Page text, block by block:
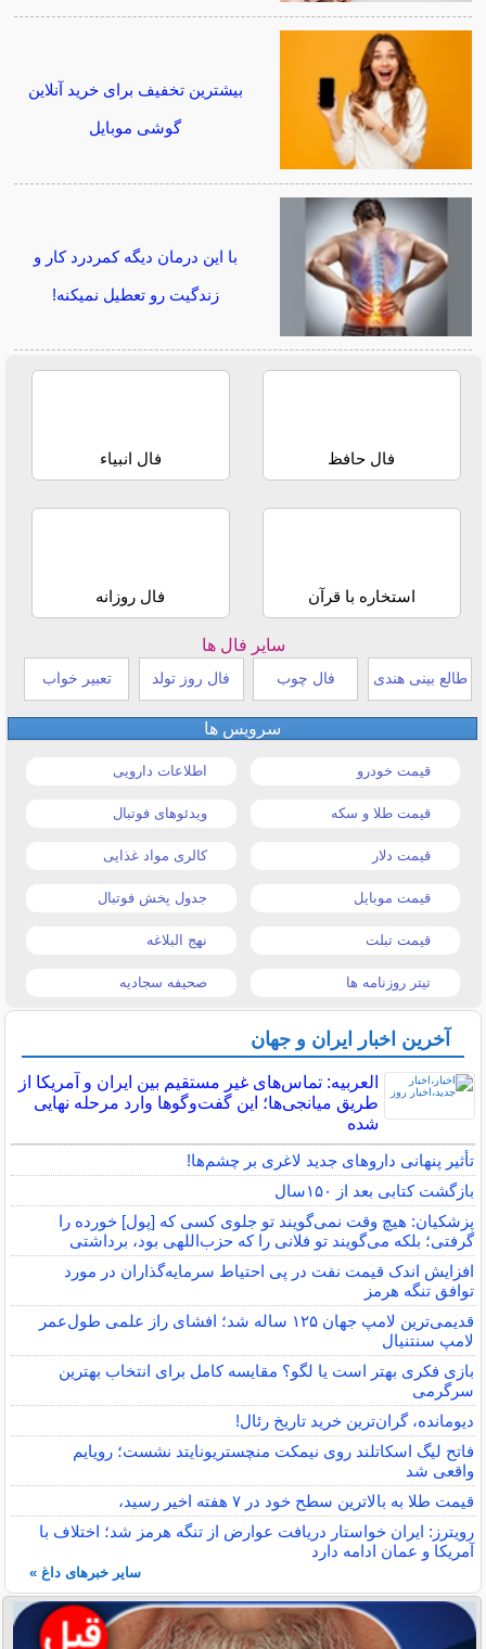
بیشترین تخفیف برای خرید آنلاین
گوشی موبایل
با این درمان دیگه کمردرد کار و
زندگیت رو تعطیل نمیکنه!
فال حافظ فال انبیاء
استخاره با قرآن فال روزانه
سایر فال ها
طالع بینی هندی فال چوب فال روز تولد تعبیر خواب
سرویس ها
قیمت خودرو اطلاعات دارویی
قیمت طلا و سکه ویدئوهای فوتبال
قیمت دلار کالری مواد غذایی
قیمت موبایل جدول پخش فوتبال
قیمت تبلت نهج البلاغه
تیتر روزنامه ها صحیفه سجادیه
آخرین اخبار ایران و جهان
العربیه: تماس‌های غیر مستقیم بین ایران و آمریکا از
طریق میانجی‌ها؛ این گفت‌و‌گو‌ها وارد مرحله نهایی
شده
تأثیر پنهانی داروهای جدید لاغری بر چشم‌ها!
بازگشت کتابی بعد از ۱۵۰سال
پزشکیان: هیچ وقت نمی‌گویند تو جلوی کسی که [پول] خورده را
گرفتی؛ بلکه می‌گویند تو فلانی را که حزب‌اللهی بود، برداشتی
افزایش اندک قیمت نفت در پی احتیاط سرمایه‌گذاران در مورد
توافق تنگه هرمز
قدیمی‌ترین لامپ جهان ۱۲۵ ساله شد؛ افشای راز علمی طول‌عمر
لامپ سنتنیال
بازی فکری بهتر است یا لگو؟ مقایسه کامل برای انتخاب بهترین
سرگرمی
دیومانده، گران‌ترین خرید تاریخ رئال!
فاتح لیگ اسکاتلند روی نیمکت منچستریونایتد نشست؛ رویایم
واقعی شد
قیمت طلا به بالاترین سطح خود در ۷ هفته اخیر رسید،
رویترز: ایران خواستار دریافت عوارض از تنگه هرمز شد؛ اختلاف با
آمریکا و عمان ادامه دارد
سایر خبرهای داغ »